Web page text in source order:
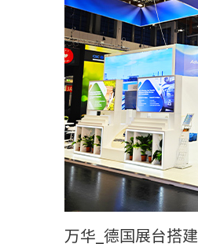
万华_德国展台搭建